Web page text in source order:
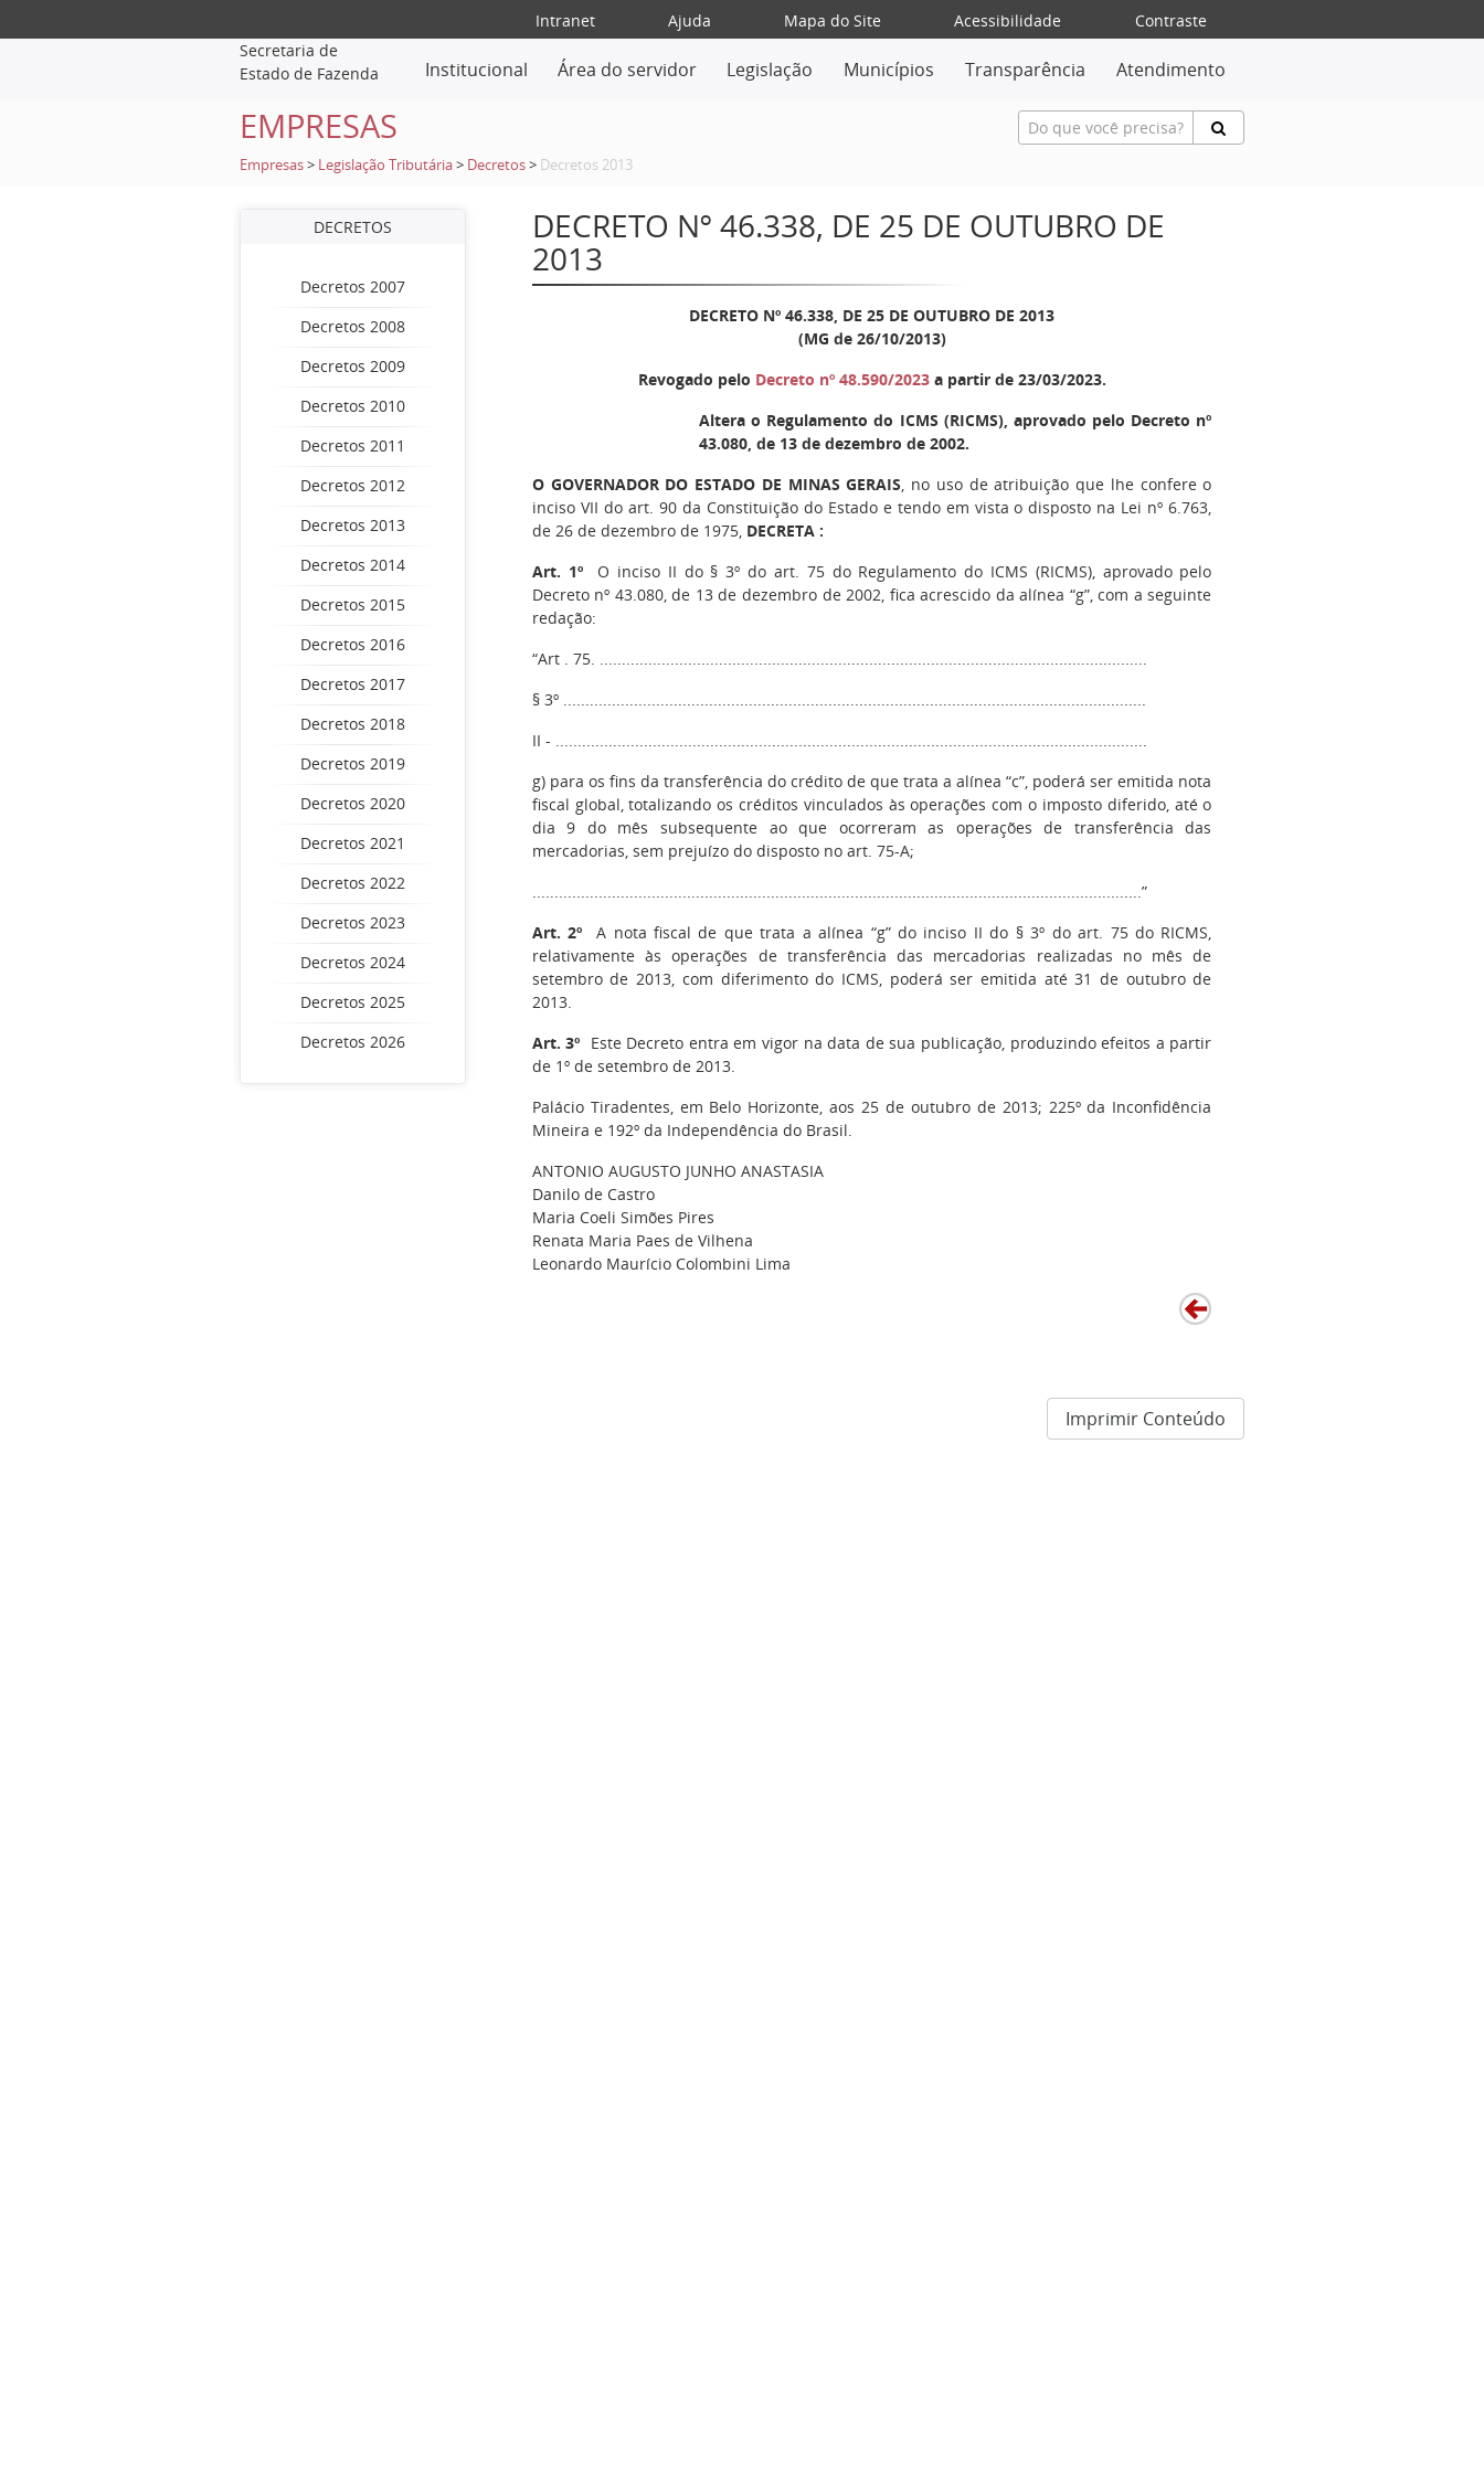
Intranet Ajuda Mapa do Site Acessibilidade
Contraste
Secretaria de
Estado de Fazenda
Institucional Área do servidor Legislação Municípios Transparência Atendimento
EMPRESAS
Empresas > Legislação Tributária > Decretos > Decretos 2013
DECRETOS
Decretos 2007
Decretos 2008
Decretos 2009
Decretos 2010
Decretos 2011
Decretos 2012
Decretos 2013
Decretos 2014
Decretos 2015
Decretos 2016
Decretos 2017
Decretos 2018
Decretos 2019
Decretos 2020
Decretos 2021
Decretos 2022
Decretos 2023
Decretos 2024
Decretos 2025
Decretos 2026
DECRETO Nº 46.338, DE 25 DE OUTUBRO DE
2013
DECRETO Nº 46.338, DE 25 DE OUTUBRO DE 2013
(MG de 26/10/2013)
Revogado pelo Decreto nº 48.590/2023a partir de 23/03/2023.
Altera o Regulamento do ICMS (RICMS), aprovado pelo Decreto nº
43.080, de 13 de dezembro de 2002.
O GOVERNADOR DO ESTADO DE MINAS GERAIS, no uso de atribuição que lhe confere o
inciso VII do art. 90 da Constituição do Estado e tendo em vista o disposto na Lei nº 6.763,
de 26 de dezembro de 1975, DECRETA :
Art. 1ºO inciso II do § 3º do art. 75 do Regulamento do ICMS (RICMS), aprovado pelo
Decreto nº 43.080, de 13 de dezembro de 2002, fica acrescido da alínea “g”, com a seguinte
redação:
“Art . 75. ............................................................................................................................
§ 3º ....................................................................................................................................
II - ......................................................................................................................................
g) para os fins da transferência do crédito de que trata a alínea “c”, poderá ser emitida nota
fiscal global, totalizando os créditos vinculados às operações com o imposto diferido, até o
dia 9 do mês subsequente ao que ocorreram as operações de transferência das
mercadorias, sem prejuízo do disposto no art. 75-A;
..........................................................................................................................................”
Art. 2º A nota fiscal de que trata a alínea “g” do inciso II do § 3º do art. 75 do RICMS,
relativamente às operações de transferência das mercadorias realizadas no mês de
setembro de 2013, com diferimento do ICMS, poderá ser emitida até 31 de outubro de
2013.
Art. 3º Este Decreto entra em vigor na data de sua publicação, produzindo efeitos a partir
de 1º de setembro de 2013.
Palácio Tiradentes, em Belo Horizonte, aos 25 de outubro de 2013; 225º da Inconfidência
Mineira e 192º da Independência do Brasil.
ANTONIO AUGUSTO JUNHO ANASTASIA
Danilo de Castro
Maria Coeli Simões Pires
Renata Maria Paes de Vilhena
Leonardo Maurício Colombini Lima
Imprimir Conteúdo